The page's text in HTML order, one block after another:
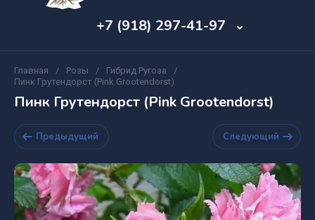
+7 (918) 297-41-97
Главная / Розы / Гибрид Ругоза
/
Пинк Грутендорст (Pink Grootendorst)
Пинк Грутендорст (Pink Grootendorst)
Предыдущий Следующий